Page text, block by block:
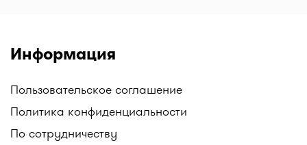
Информация
Пользовательское соглашение
Политика конфиденциальности
По сотрудничеству